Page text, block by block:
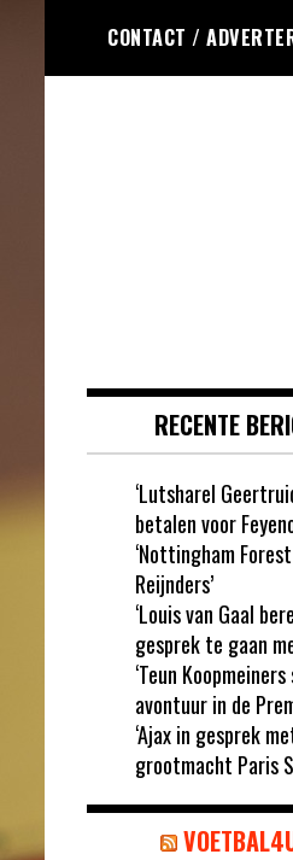
de
CONTACT /
RECENTE
‘Lutsharel
betalen voor
‘Nottingham
Reijnders’
‘Louis van Gaal
gesprek te gaan
‘Teun
avontuur in de
‘Ajax in gesprek
grootmacht Paris